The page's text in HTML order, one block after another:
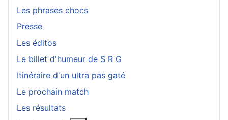
Les phrases chocs
Presse
Les éditos
Le billet d'humeur de S R G
Itinéraire d'un ultra pas gaté
Le prochain match
Les résultats